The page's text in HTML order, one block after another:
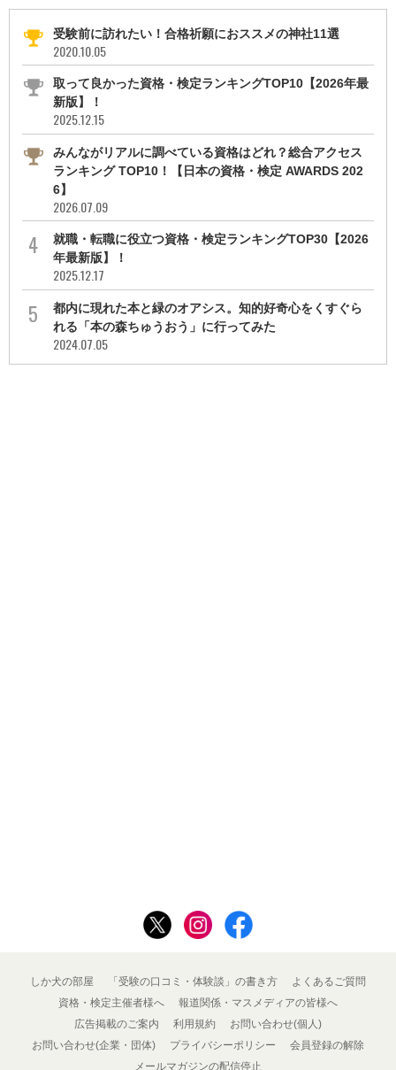
受験前に訪れたい！合格祈願におススメの神社11選
2020.10.05
取って良かった資格・検定ランキングTOP10【2026年最
新版】！
2025.12.15
みんながリアルに調べている資格はどれ？総合アクセス
ランキング TOP10！【日本の資格・検定 AWARDS 202
6】
2026.07.09
就職・転職に役立つ資格・検定ランキングTOP30【2026
年最新版】！
2025.12.17
都内に現れた本と緑のオアシス。知的好奇心をくすぐら
れる「本の森ちゅうおう」に行ってみた
2024.07.05
しか犬の部屋 「受験の口コミ・体験談」の書き方
よくあるご質問
資格・検定主催者様へ
報道関係・マスメディアの皆様へ
広告掲載のご案内
利用規約
お問い合わせ(個人)
お問い合わせ(企業・団体)
プライバシーポリシー
会員登録の解除
メールマガジンの配信停止